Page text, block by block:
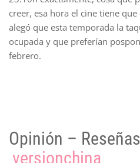
creer, esa hora el cine tiene
alegó que esta temporada la
ocupada y que preferían
febrero.
Opinión –
versionchina